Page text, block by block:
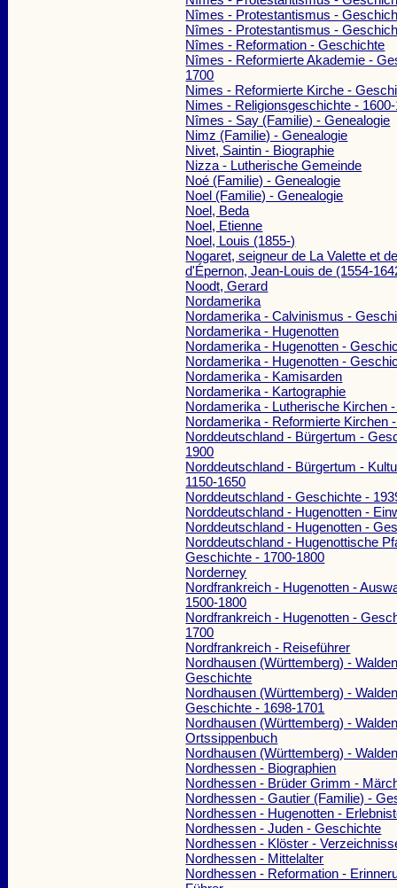
Nîmes - Protestantismus -
Nîmes - Protestantismus -
Nîmes - Reformation - Geschichte
Nîmes - Reformierte Akademie -
1700
Nimes - Reformierte Kirche -
Nimes - Religionsgeschichte -
Nîmes - Say (Familie) - Genealogie
Nimz (Familie) - Genealogie
Nivet, Saintin - Biographie
Nizza - Lutherische Gemeinde
Noé (Familie) - Genealogie
Noel (Familie) - Genealogie
Noel, Beda
Noel, Etienne
Noel, Louis (1855-)
Nogaret, seigneur de La Valette et
d'Épernon, Jean-Louis de (1554-
Noodt, Gerard
Nordamerika
Nordamerika - Calvinismus -
Nordamerika - Hugenotten
Nordamerika - Hugenotten -
Nordamerika - Hugenotten -
Nordamerika - Kamisarden
Nordamerika - Kartographie
Nordamerika - Lutherische Kirchen
Nordamerika - Reformierte Kirchen
Norddeutschland - Bürgertum -
1900
Norddeutschland - Bürgertum -
1150-1650
Norddeutschland - Geschichte -
Norddeutschland - Hugenotten -
Norddeutschland - Hugenotten -
Norddeutschland - Hugenottische
Geschichte - 1700-1800
Norderney
Nordfrankreich - Hugenotten -
1500-1800
Nordfrankreich - Hugenotten -
1700
Nordfrankreich - Reiseführer
Nordhausen (Württemberg) -
Geschichte
Nordhausen (Württemberg) -
Geschichte - 1698-1701
Nordhausen (Württemberg) -
Ortssippenbuch
Nordhausen (Württemberg) -
Nordhessen - Biographien
Nordhessen - Brüder Grimm -
Nordhessen - Gautier (Familie) -
Nordhessen - Hugenotten -
Nordhessen - Juden - Geschichte
Nordhessen - Klöster -
Nordhessen - Mittelalter
Nordhessen - Reformation -